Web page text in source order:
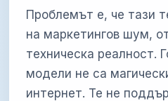
Проблемът е, че тази
на маркетингов шум,
техническа реалност.
модели не са
интернет. Те не